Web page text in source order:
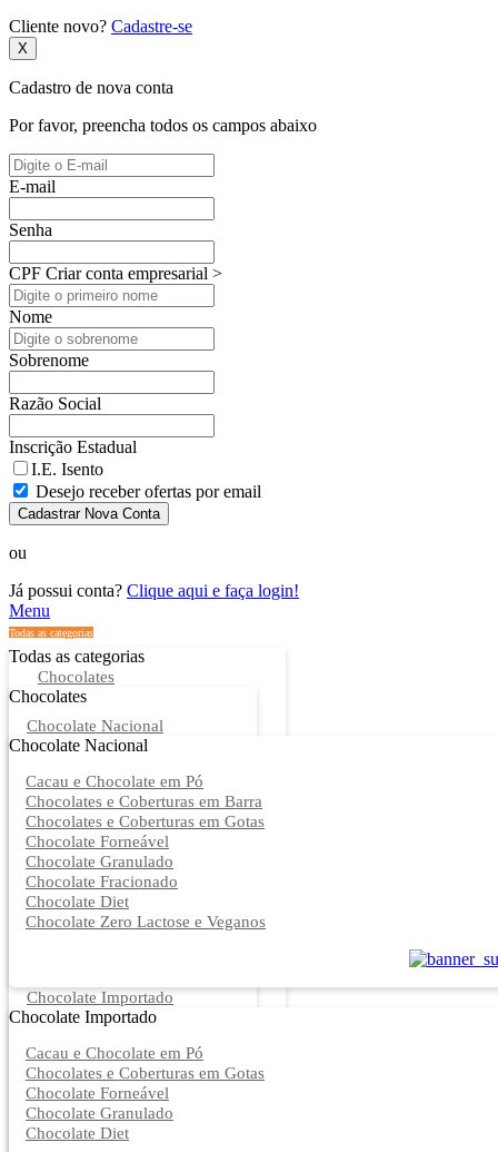
Cliente novo? Cadastre-se
X
Cadastro de nova conta
Por favor, preencha todos os campos abaixo
E-mail
Senha
CPF Criar conta empresarial >
Nome
Sobrenome
Razão Social
Inscrição Estadual
I.E. Isento
Desejo receber ofertas por email
Cadastrar Nova Conta
ou
Já possui conta? Clique aqui e faça login!
Menu
Todas as categorias
Todas as categorias
Chocolates
Chocolates
Chocolate Nacional
Chocolate Nacional
Cacau e Chocolate em Pó
Chocolates e Coberturas em Barra
Chocolates e Coberturas em Gotas
Chocolate Forneável
Chocolate Granulado
Chocolate Fracionado
Chocolate Diet
Chocolate Zero Lactose e Veganos
Chocolate Importado
Chocolate Importado
Cacau e Chocolate em Pó
Chocolates e Coberturas em Gotas
Chocolate Forneável
Chocolate Granulado
Chocolate Diet